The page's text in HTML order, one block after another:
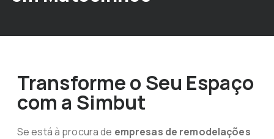
Transforme o Seu Espaço
com a Simbut
Se está à procura de empresas de remodelações